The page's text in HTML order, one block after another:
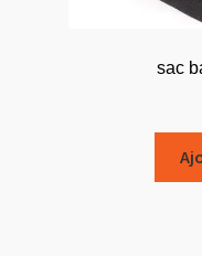
Politique de
sac